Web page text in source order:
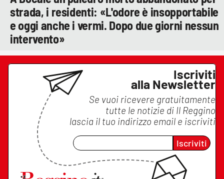
strada, i residenti: «L'odore è insopportabile
e oggi anche i vermi. Dopo due giorni nessun
intervento»
Iscriviti
alla Newsletter
Se vuoi ricevere gratuitamente
tutte le notizie di Il Reggino
lascia il tuo indirizzo email e iscriviti
Iscriviti